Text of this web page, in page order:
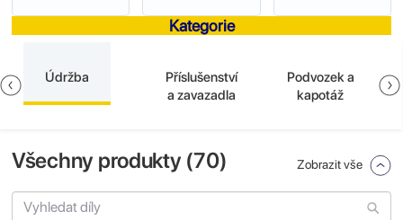
Kategorie
Údržba
Příslušenství
a zavazadla
Podvozek a
kapotáž
Všechny produkty (70) Zobrazit vše